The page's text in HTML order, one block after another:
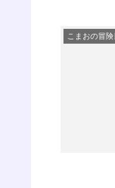
こまおの冒